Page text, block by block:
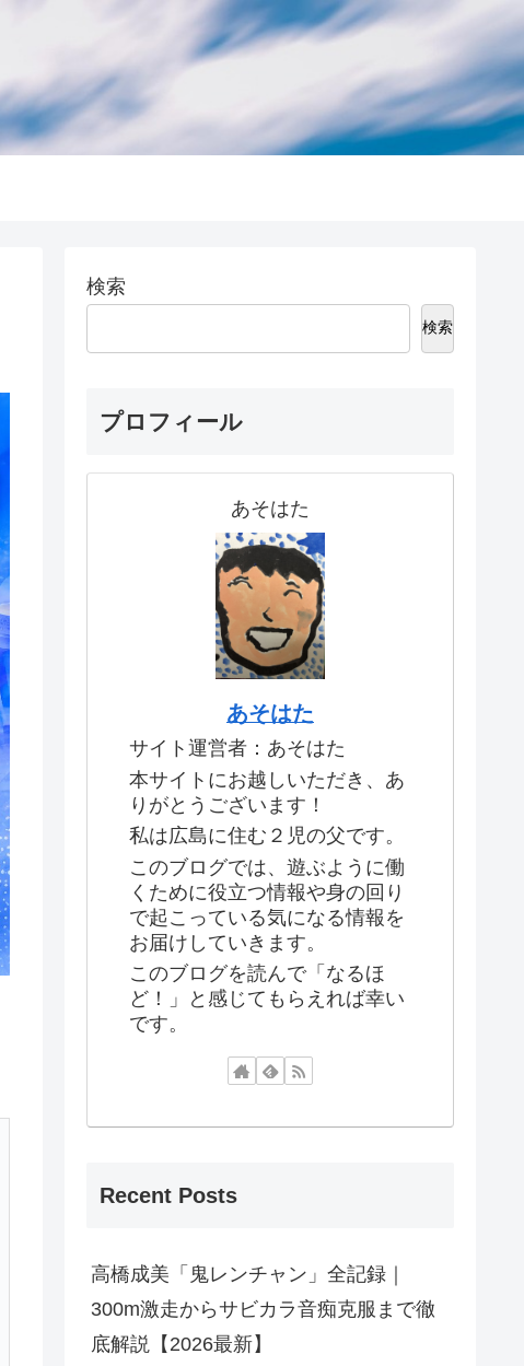
検索
検索
プロフィール
あそはた
あそはた
サイト運営者：あそはた
本サイトにお越しいただき、あ
りがとうございます！
私は広島に住む２児の父です。
このブログでは、遊ぶように働
くために役立つ情報や身の回り
で起こっている気になる情報を
お届けしていきます。
このブログを読んで「なるほ
ど！」と感じてもらえれば幸い
です。
Recent Posts
高橋成美「鬼レンチャン」全記録｜
300m激走からサビカラ音痴克服まで徹
底解説【2026最新】